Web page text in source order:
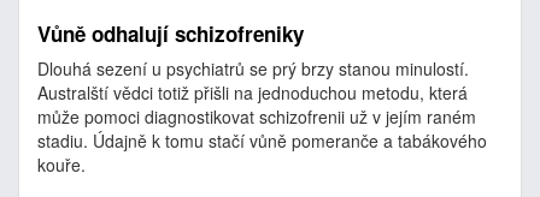
Vůně odhalují schizofreniky
Dlouhá sezení u psychiatrů se prý brzy stanou minulostí.
Australští vědci totiž přišli na jednoduchou metodu, která
může pomoci diagnostikovat schizofrenii už v jejím raném
stadiu. Údajně k tomu stačí vůně pomeranče a tabákového
kouře.